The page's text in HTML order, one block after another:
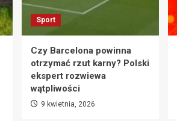
Sport
Czy Barcelona powinna
otrzymać rzut karny? Polski
ekspert rozwiewa
wątpliwości
9 kwietnia, 2026